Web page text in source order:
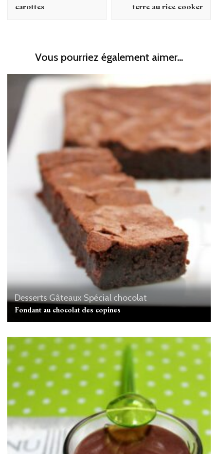
carottes
terre au rice cooker
Vous pourriez également aimer...
Desserts Gâteaux Spécial chocolat
Fondant au chocolat des copines